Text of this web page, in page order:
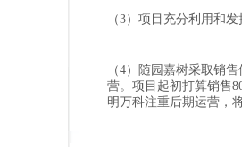
（3）项目充分利用和
（4）随园嘉树采取销
营。项目起初打算销售
明万科注重后期运营，